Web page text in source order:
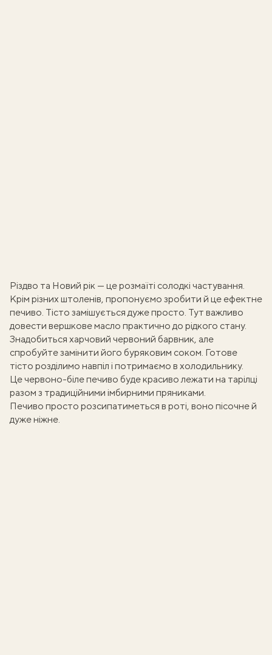
Різдво та Новий рік — це розмаїті солодкі частування.
Крім різних штоленів, пропонуємо зробити й це ефектне
печиво. Тісто замішується дуже просто. Тут важливо
довести вершкове масло практично до рідкого стану.
Знадобиться харчовий червоний барвник, але
спробуйте замінити його буряковим соком. Готове
тісто розділимо навпіл і потримаємо в холодильнику.
Це червоно-біле печиво буде красиво лежати на тарілці
разом з традиційними імбирними пряниками.
Печиво просто розсипатиметься в роті, воно пісочне й
дуже ніжне.